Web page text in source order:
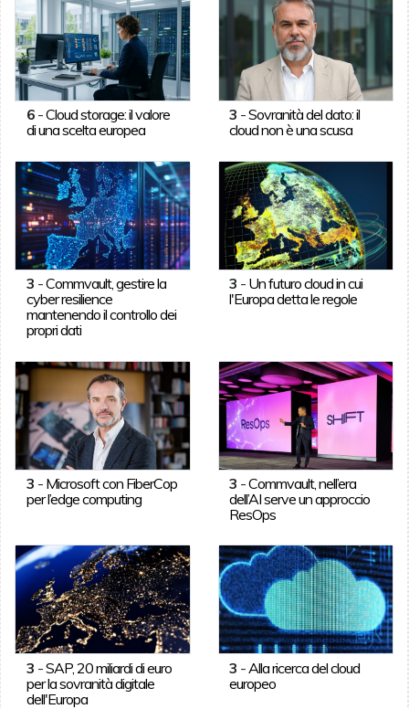
6-Cloud storage: il valore
di una scelta europea
3 -Sovranità del dato: il
cloud non è una scusa
3 -Commvault, gestire la
cyber resilience
mantenendo il controllo dei
propri dati
3 - Un futuro cloud in cui
l'Europa detta le regole
3 - Microsoft con FiberCop
per l’edge computing
3 -Commvault, nell’era
dell’AI serve un approccio
ResOps
3 -SAP, 20 miliardi di euro
per la sovranità digitale
dell'Europa
3 - Alla ricerca del cloud
europeo